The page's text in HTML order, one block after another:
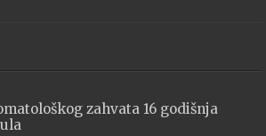
zahvata 16 godišnja